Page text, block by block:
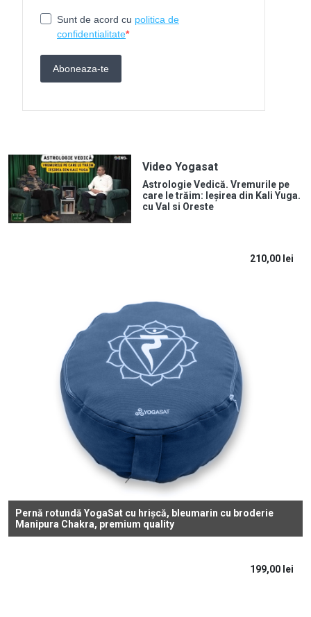
Video Yogasat
Astrologie Vedică. Vremurile pe
care le trăim: Ieșirea din Kali Yuga.
cu Val si Oreste
Pernă rotundă YogaSat cu hrișcă, bleumarin cu broderie
Manipura Chakra, premium quality
210,00 lei
199,00 lei